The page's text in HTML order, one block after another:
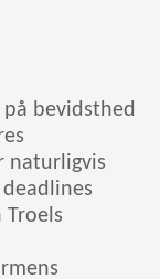
bevidsthed
naturligvis
Troels